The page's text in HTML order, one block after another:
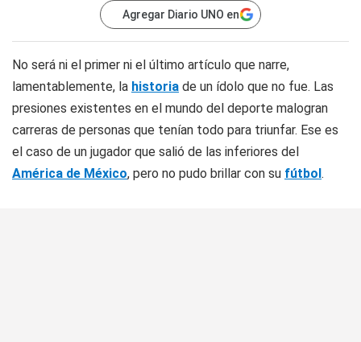
Agregar Diario UNO en
No será ni el primer ni el último artículo que narre,
lamentablemente, la historia de un ídolo que no fue. Las
presiones existentes en el mundo del deporte malogran
carreras de personas que tenían todo para triunfar. Ese es
el caso de un jugador que salió de las inferiores del
América de México, pero no pudo brillar con su fútbol.